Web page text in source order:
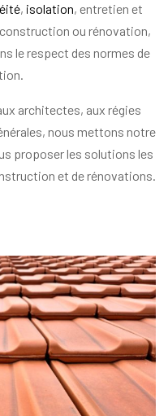
, isolation, entretien et
ou rénovation,
le respect des normes de
architectes, aux régies
nous mettons notre
proposer les solutions les
et de rénovations.